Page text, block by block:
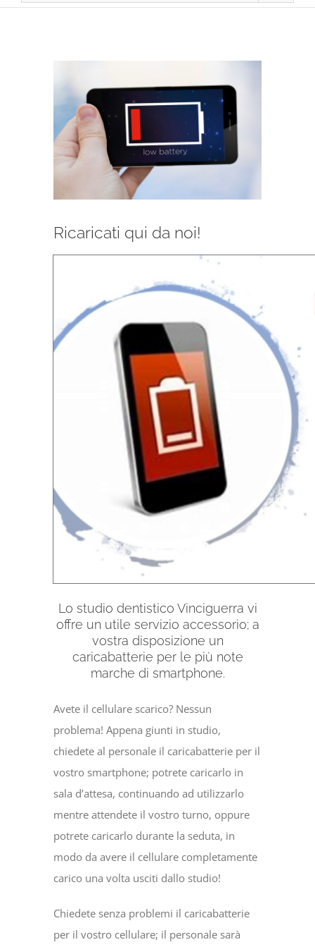
immagine
Ricaricati qui da noi!
Lo studio dentistico Vinciguerra vi
offre un utile servizio accessorio; a
vostra disposizione un
caricabatterie per le più note
marche di smartphone.
Avete il cellulare scarico? Nessun
problema! Appena giunti in studio,
chiedete al personale il caricabatterie per il
vostro smartphone; potrete caricarlo in
sala d’attesa, continuando ad utilizzarlo
mentre attendete il vostro turno, oppure
potrete caricarlo durante la seduta, in
modo da avere il cellulare completamente
carico una volta usciti dallo studio!
Chiedete senza problemi il caricabatterie
per il vostro cellulare; il personale sarà